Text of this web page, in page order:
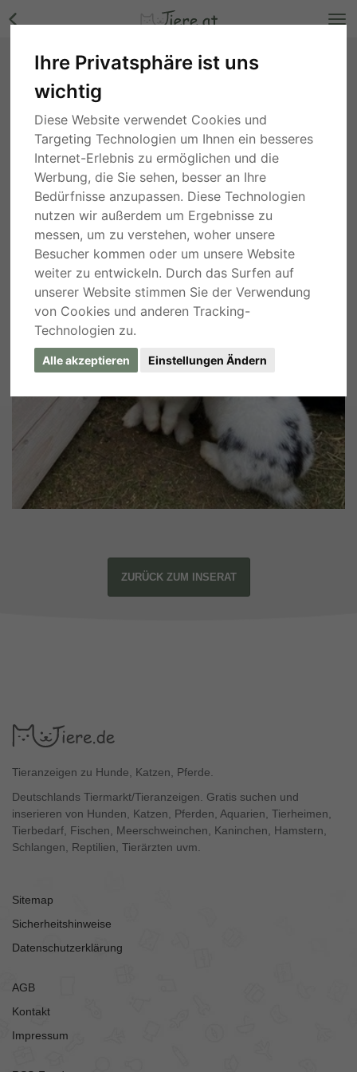
Ihre Privatsphäre ist uns
wichtig
Diese Website verwendet Cookies und
Targeting Technologien um Ihnen ein besseres
Internet-Erlebnis zu ermöglichen und die
Werbung, die Sie sehen, besser an Ihre
Bedürfnisse anzupassen. Diese Technologien
nutzen wir außerdem um Ergebnisse zu
messen, um zu verstehen, woher unsere
Besucher kommen oder um unsere Website
weiter zu entwickeln. Durch das Surfen auf
unserer Website stimmen Sie der Verwendung
von Cookies und anderen Tracking-
Technologien zu.
Alle akzeptieren Einstellungen Ändern
Noch keine Vorhanden, Hasenkaninchen
Jungtier - unbekannt Bilder
Wien, vor 5 Jahren
ZURÜCK ZUM INSERAT
Tieranzeigen zu Hunde, Katzen, Pferde.
Deutschlands Tiermarkt/Tieranzeigen. Gratis suchen und
inserieren von Hunden, Katzen, Pferden, Aquarien, Tierheimen,
Tierbedarf, Fischen, Meerschweinchen, Kaninchen, Hamstern,
Schlangen, Reptilien, Tierärzten uvm.
Sitemap
Sicherheitshinweise
Datenschutzerklärung
AGB
Kontakt
Impressum